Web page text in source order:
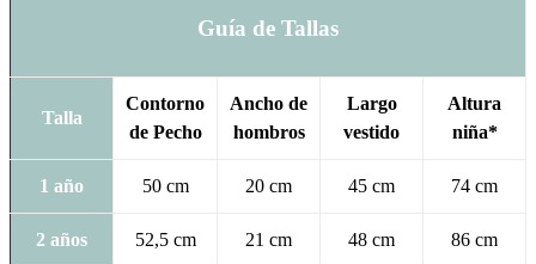
Guía de Tallas
Talla
Contorno
de Pecho
Ancho de
hombros
Largo
vestido
Altura
niña*
1 año 50 cm 20 cm 45 cm 74 cm
2 años 52,5 cm 21 cm 48 cm 86 cm